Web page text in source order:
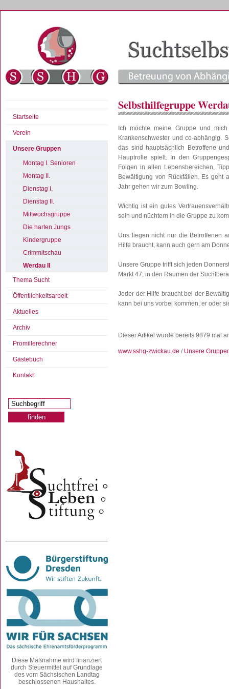
Startseite
Verein
Unsere Gruppen
Montag I. Senioren
Montag II.
Dienstag I.
Dienstag II.
Mittwochsgruppe
Die harten Jungs
Kindergruppe
Crimmitschau
Werdau II
Thema Sucht
Öffentlichkeitsarbeit
Aktuelles
Archiv
Promillerechner
Gästebuch
Kontakt
Diese Maßnahme wird finanziert
durch Steuermittel auf Grundlage
des vom Sächsischen Landtag
beschlossenen Haushaltes.
Selbsthilfegruppe
Ich möchte meine Gruppe und
Krankenschwester und co-abhängig.
das sind hauptsächlich Betroffene
Hauptrolle spielt. In den
Folgen in allen Lebensbereichen,
Bewältigung von Rückfällen. Es geht
Jahr gehen wir zum Bowling.
Wichtig ist ein gutes
sein und nüchtern in die Gruppe zu
Uns liegen nicht nur die Betroffenen
Hilfe braucht, kann auch gern am
Unsere Gruppe trifft sich jeden
Markt 47, in den Räumen der
Jeder der Hilfe braucht bei der
kann bei uns vorbei kommen, er oder
Dieser Artikel wurde bereits 9879 mal
www.sshg-zwickau.de / Unsere